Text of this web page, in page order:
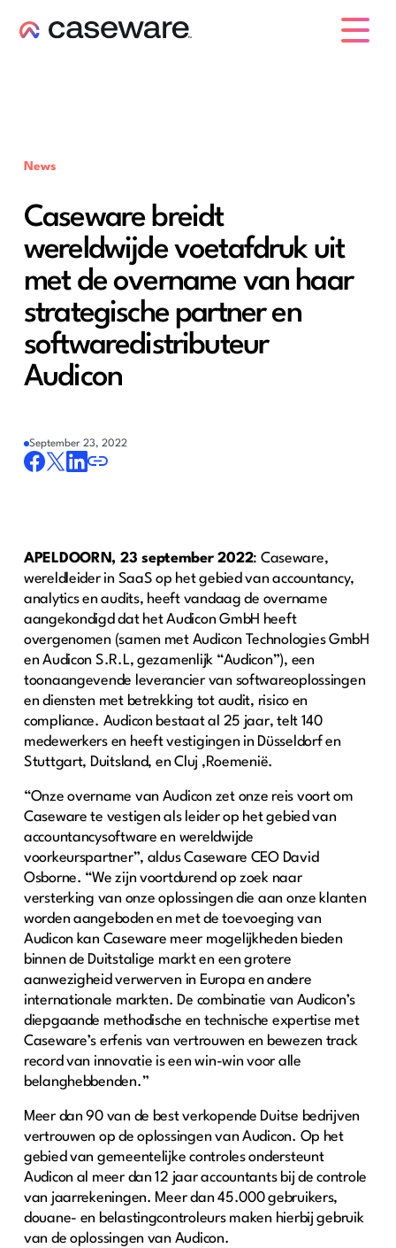
News
Caseware breidt
wereldwijde voetafdruk uit
met de overname van haar
strategische partner en
softwaredistributeur
Audicon
September 23, 2022
APELDOORN, 23 september 2022: Caseware,
wereldleider in SaaS op het gebied van accountancy,
analytics en audits, heeft vandaag de overname
aangekondigd dat het Audicon GmbH heeft
overgenomen (samen met Audicon Technologies GmbH
en Audicon S.R.L, gezamenlijk “Audicon”), een
toonaangevende leverancier van softwareoplossingen
en diensten met betrekking tot audit, risico en
compliance. Audicon bestaat al 25 jaar, telt 140
medewerkers en heeft vestigingen in Düsseldorf en
Stuttgart, Duitsland, en Cluj ,Roemenië.
“Onze overname van Audicon zet onze reis voort om
Caseware te vestigen als leider op het gebied van
accountancysoftware en wereldwijde
voorkeurspartner”, aldus Caseware CEO David
Osborne. “We zijn voortdurend op zoek naar
versterking van onze oplossingen die aan onze klanten
worden aangeboden en met de toevoeging van
Audicon kan Caseware meer mogelijkheden bieden
binnen de Duitstalige markt en een grotere
aanwezigheid verwerven in Europa en andere
internationale markten. De combinatie van Audicon’s
diepgaande methodische en technische expertise met
Caseware’s erfenis van vertrouwen en bewezen track
record van innovatie is een win-win voor alle
belanghebbenden.”
Meer dan 90 van de best verkopende Duitse bedrijven
vertrouwen op de oplossingen van Audicon. Op het
gebied van gemeentelijke controles ondersteunt
Audicon al meer dan 12 jaar accountants bij de controle
van jaarrekeningen. Meer dan 45.000 gebruikers,
douane- en belastingcontroleurs maken hierbij gebruik
van de oplossingen van Audicon.